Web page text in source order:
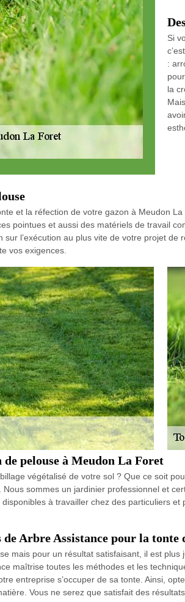
Si
:
la
et la réfection de votre gazon à Meudon
pointues et aussi des matériels de travail
l’exécution au plus vite de votre projet
vos exigences.
pelouse à Meudon La Foret
végétalisé de votre sol ? Que ce soit
sommes un jardinier professionnel et
à travailler chez des particuliers
Arbre Assistance pour la tonte
mais pour un résultat satisfaisant, il est
maîtrise toutes les méthodes et les
entreprise s’occuper de sa tonte. Ainsi,
Vous ne serez que satisfait des résultats.